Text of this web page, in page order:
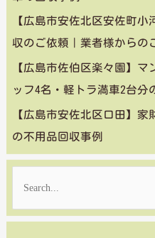
【広島市安佐北区安佐町
収のご依頼｜業者様からの
【広島市佐伯区楽々園】
ッフ4名・軽トラ満車2台分
【広島市安佐北区口田】
の不用品回収事例
索